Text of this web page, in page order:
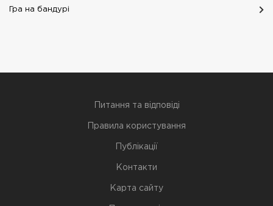
Гра на бандурі
Питання та відповіді
Правила користування
Публікації
Контакти
Карта сайту